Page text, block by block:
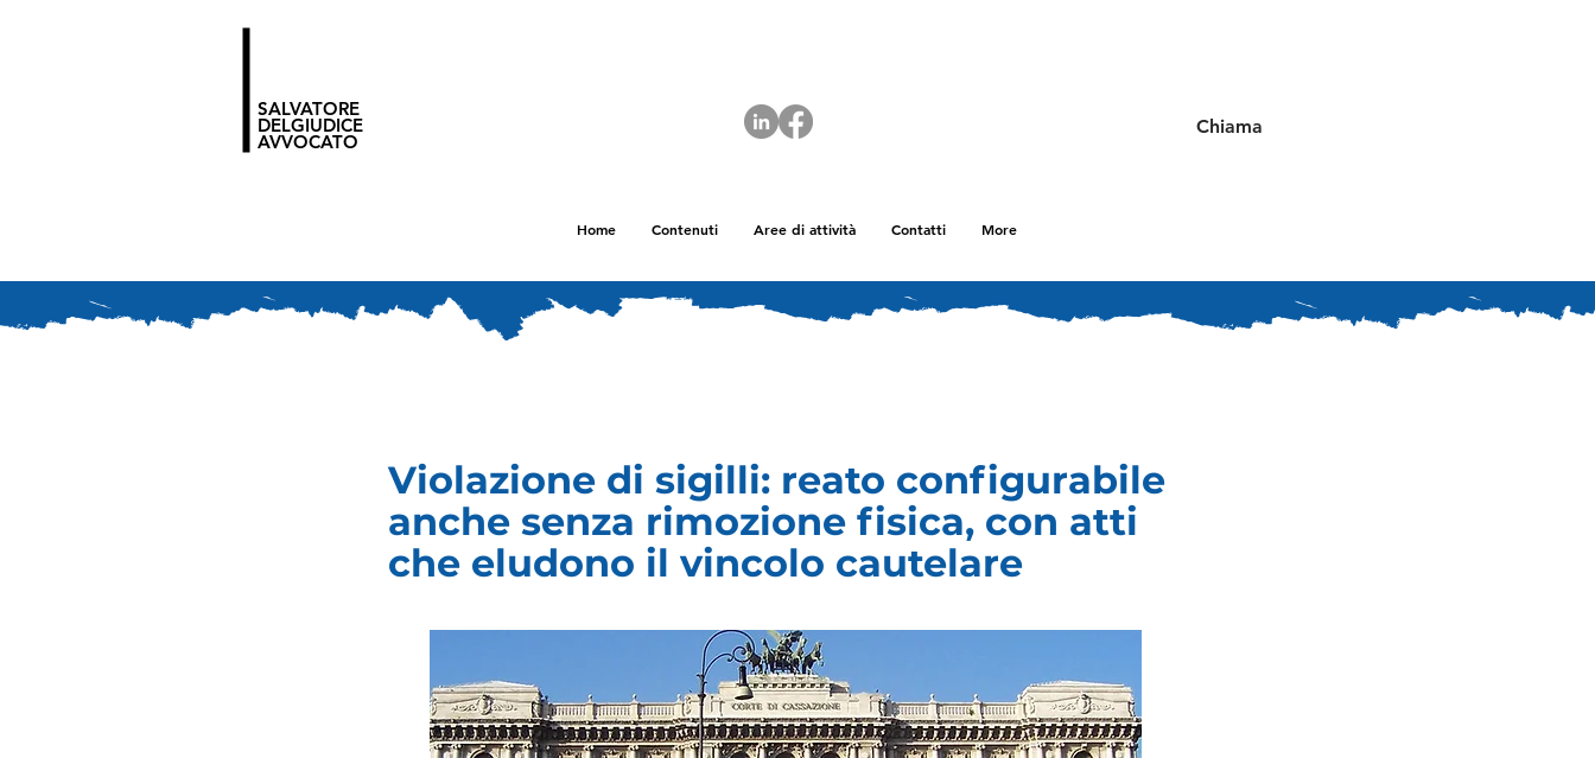
SALVATORE
DELGIUDICE
AVVOCATO
Chiama
Home Contenuti Aree di attività Contatti More
Violazione di sigilli: reato configurabile
anche senza rimozione fisica, con atti
che eludono il vincolo cautelare